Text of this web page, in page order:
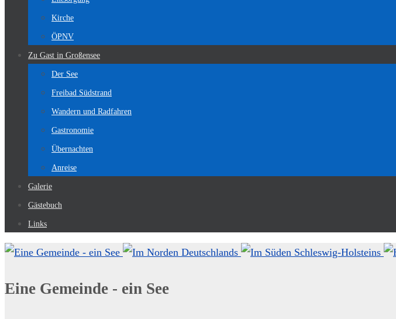
Kirche
ÖPNV
Zu Gast in Großensee
Der See
Freibad Südstrand
Wandern und Radfahren
Gastronomie
Übernachten
Anreise
Galerie
Gästebuch
Links
Eine Gemeinde - ein See